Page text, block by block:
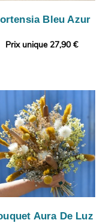
Bleu Azur
Prix unique 27,90 €
Aura De Luz